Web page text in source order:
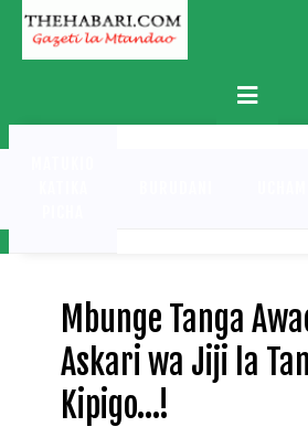
Skip
content
Primary
Menu
Mbunge Tanga
Askari wa Jiji la
Kipigo…!